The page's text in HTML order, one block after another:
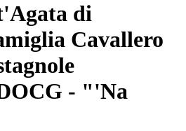
di
Cavallero
- "'Na